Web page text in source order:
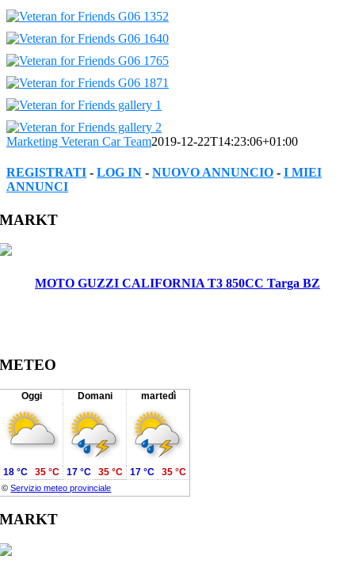
Marketing Veteran Car Team2019-12-22T14:23:06+01:00
REGISTRATI - LOG IN - NUOVO ANNUNCIO - I MIEI
ANNUNCI
Facebook
Twitter
Reddit
LinkedIn
WhatsApp
Tumblr
Pinterest
Vk
Xing
Email
MARKT
MOTO GUZZI CALIFORNIA T3 850CC Targa BZ
METEO
Oggi Domani martedì
©Servizio meteo provinciale
18 °C 35 °C 17 °C 35 °C 17 °C 35 °C
MARKT